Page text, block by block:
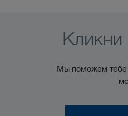
Мы поможем тебе